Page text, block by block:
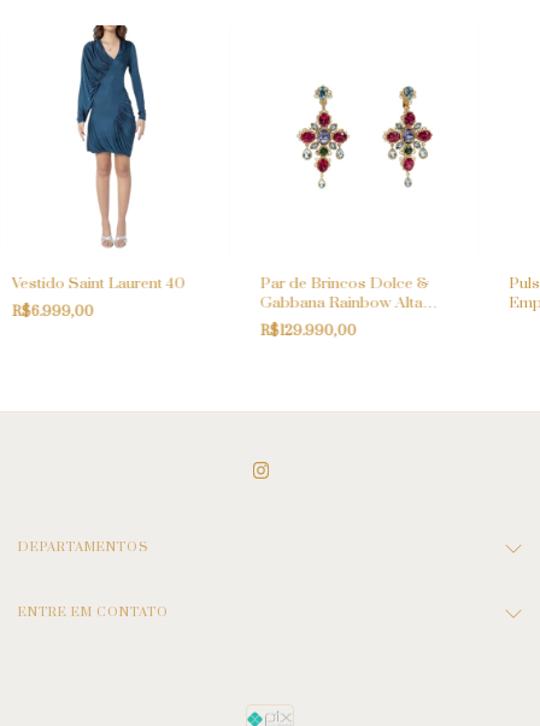
Vestido Saint Laurent 40
R$6.999,00
Par de Brincos Dolce &
Gabbana Rainbow Alta
Joalheria
R$129.990,00
DEPARTAMENTOS
ENTRE EM CONTATO